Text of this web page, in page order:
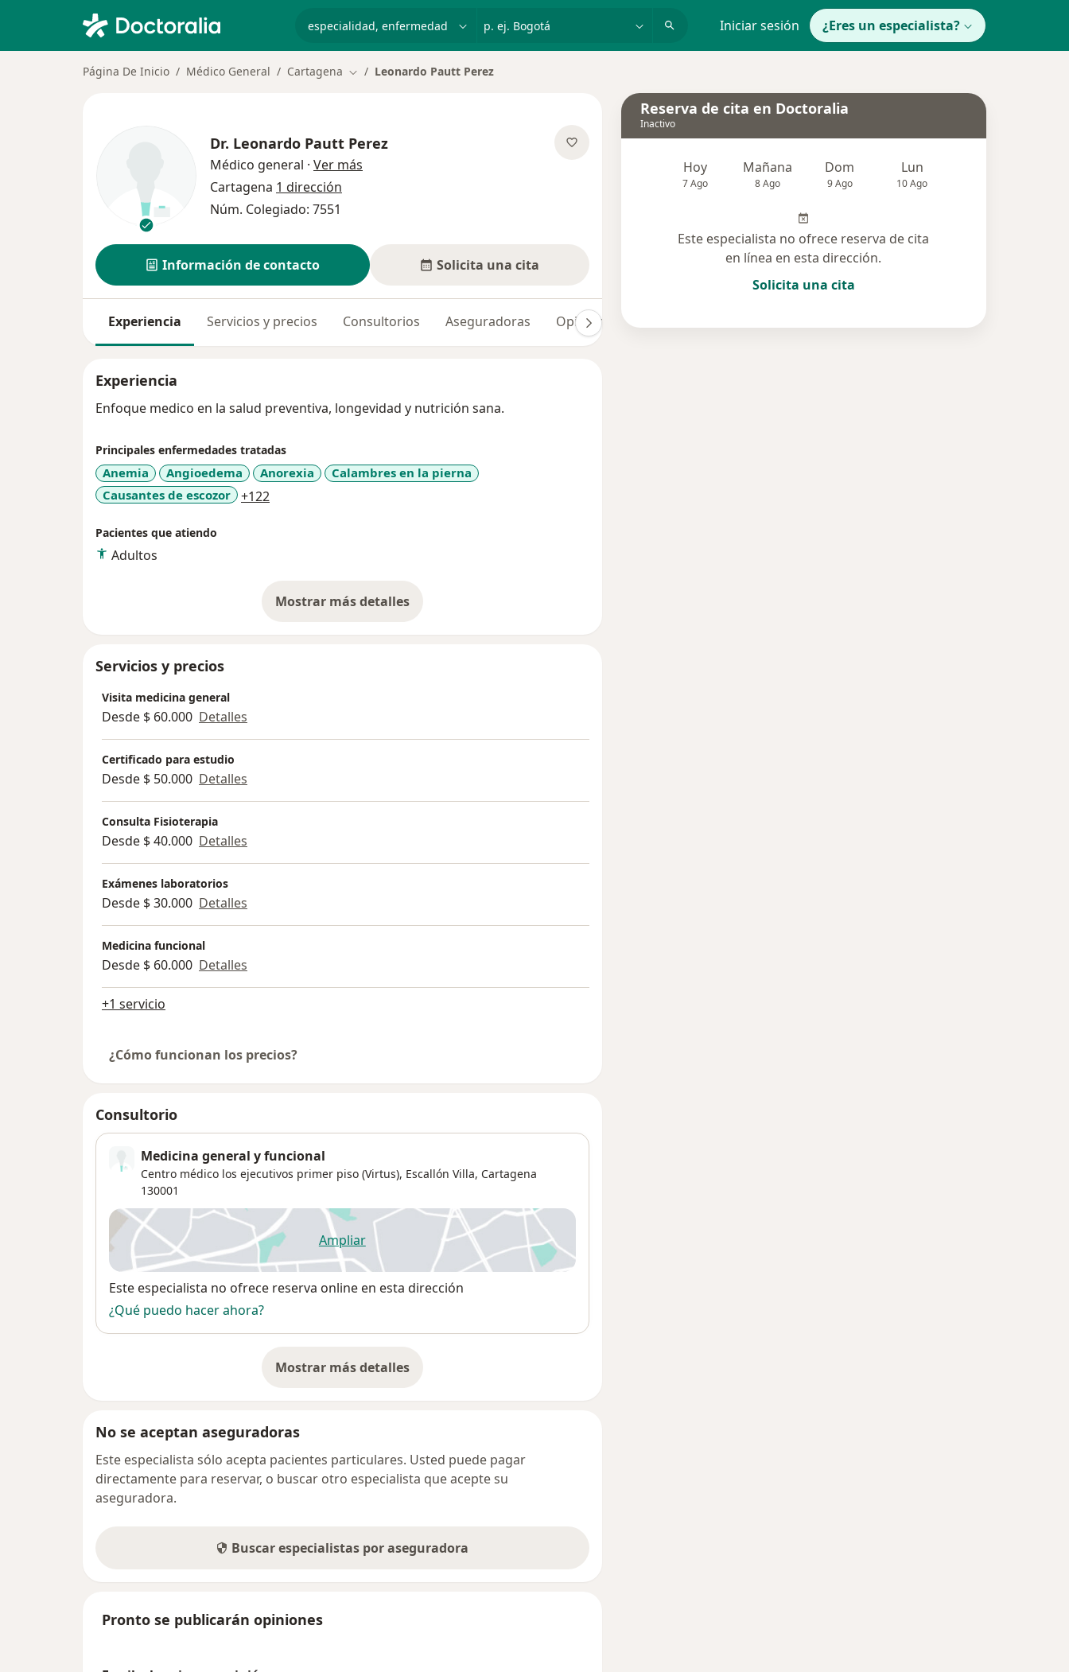
p. ej. Bogotá Iniciar sesión ¿Eres un especialista?
Página De Inicio Médico General Cartagena Cambiar de ciudad
Leonardo Pautt Perez
Dr. Leonardo Pautt Perez
Médico general · Ver más
Cartagena 1 dirección
Núm. Colegiado: 7551
Información de contacto Solicita una cita
Experiencia Servicios y precios Consultorios Aseguradoras Opiniones
Experiencia
Enfoque medico en la salud preventiva, longevidad y nutrición sana.
Principales enfermedades tratadas
Anemia Angioedema Anorexia
Calambres en la pierna
Causantes de escozor
+122
Pacientes que atiendo
Adultos
Mostrar más detalles
sobre la experiencia
Servicios y precios
Visita medicina general
Desde $ 60.000 Detalles
Certificado para estudio
Desde $ 50.000 Detalles
Consulta Fisioterapia
Desde $ 40.000 Detalles
Exámenes laboratorios
Desde $ 30.000 Detalles
Medicina funcional
Desde $ 60.000 Detalles
+1 servicio
¿Cómo funcionan los precios?
Consultorio
Medicina general y funcional
Centro médico los ejecutivos primer piso (Virtus), Escallón Villa, Cartagena
130001
Ampliarse abre en una nueva pestaña
Disponibilidad
Este especialista no ofrece reserva online en esta dirección
¿Qué puedo hacer ahora?
Mostrar más detalles
sobre la dirección
No se aceptan aseguradoras
Este especialista sólo acepta pacientes particulares. Usted puede pagar
directamente para reservar, o buscar otro especialista que acepte su
aseguradora.
Buscar especialistas por aseguradora
Pronto se publicarán opiniones
Reserva de cita en Doctoralia
Inactivo
Hoy
7 Ago
Mañana
8 Ago
Dom
9 Ago
Lun
10 Ago
Este especialista no ofrece reserva de cita
en línea en esta dirección.
Solicita una cita